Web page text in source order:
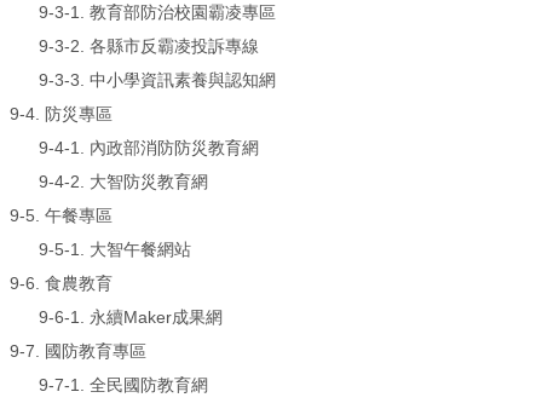
9-3-1. 教育部防治校園霸凌專區
9-3-2. 各縣市反霸凌投訴專線
9-3-3. 中小學資訊素養與認知網
9-4. 防災專區
9-4-1. 內政部消防防災教育網
9-4-2. 大智防災教育網
9-5. 午餐專區
9-5-1. 大智午餐網站
9-6. 食農教育
9-6-1. 永續Maker成果網
9-7. 國防教育專區
9-7-1. 全民國防教育網